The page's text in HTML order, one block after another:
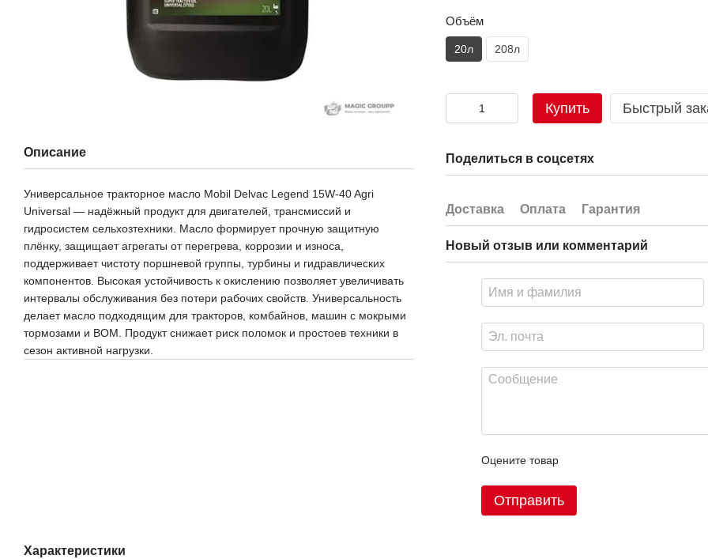
Описание
Универсальное тракторное масло Mobil Delvac Legend 15W-40 Agri
Universal — надёжный продукт для двигателей, трансмиссий и
гидросистем сельхозтехники. Масло формирует прочную защитную
плёнку, защищает агрегаты от перегрева, коррозии и износа,
поддерживает чистоту поршневой группы, турбины и гидравлических
компонентов. Высокая устойчивость к окислению позволяет увеличивать
интервалы обслуживания без потери рабочих свойств. Универсальность
делает масло подходящим для тракторов, комбайнов, машин с мокрыми
тормозами и ВОМ. Продукт снижает риск поломок и простоев техники в
сезон активной нагрузки.
Объём
20л 208л
Купить Быстрый
Поделиться в соцсетях
Доставка Оплата Гарантия
Новый отзыв или комментарий
Оцените товар
Отправить
Характеристики